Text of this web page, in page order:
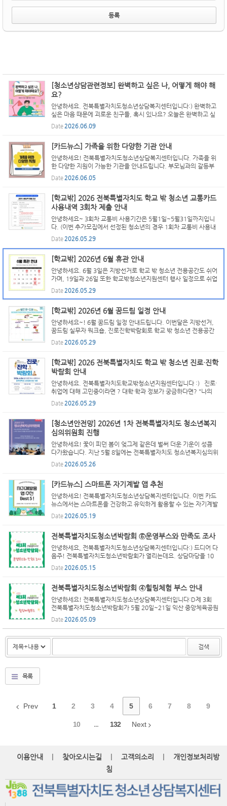
[청소년상담관련정보] 완벽하고 싶은 나, 어떻게 해야 해
요?
안녕하세요. 전북특별자치도청소년상담복지센터입니다:) 완벽하고
싶은 마음 때문에 괴로운 친구들, 혹시 있나요? 오늘은 완벽하고 싶
은 마음이 들 때 마음을 다스릴 수 있는 방법에 대해 안내해드려요.
Date2026.06.09
[카드뉴스] 가족을 위한 다양한 기관 안내
안녕하세요! 전북특별자치도청소년상담복지센터입니다. 가족을 위
한 다양한 지원이 가능한 기관을 안내드립니다. 부모님과의 갈등부
터 부모님께 말하기 어려운 크고 작은 고민들... 누구에게나 생길 수
있는 가족 문제를 안전하게 상담받을 수 있어요. 무엇보...
Date2026.06.05
[학교밖] 2026 전북특별자치도 학교 밖 청소년 교통카드
사용내역 3회차 제출 안내
안녕하세요~ 3회차 교통비 사용기간은 5월1일~5월31일까지입니
다. (이번 추가모집에서 선정된 청소년의 경우 1회차 교통비 사용내
역이 됩니다. 아래 홍보물 기간 확인하셔서 기한내 제출 부탁드립니
다.) 또한 위 사용기간에 대한 교통비 사용내역은 6월 10일 ...
Date2026.05.29
[학교밖] 2026년 6월 휴관 안내
안녕하세요. 6월 3일은 지방선거로 학교 밖 청소년 전용공간도 쉬어
가며, 19일과 26일 또한 학교밖청소년지원센터 행사 일정으로 쉬업
갑니다. 또한 현충일은 기존 휴관일인 토요일과 같아, 기존대로 쉬어
갑니다. 아래 휴관 일정 확인하시어 센터이용에 어려움 ...
Date2026.05.29
[학교밖] 2026년 6월 꿈드림 일정 안내
안녕하세요~! 6월 꿈드림 일정 안내드립니다. 이번달은 지방선거,
꿈드림 실무자 워크숍, 진로진학박람회로 학교 밖 청소년 전용공간
이 휴관하는 일정이 있사오니 센터 이용 시 어려움 없도록 확인 부탁
드립니다! 특히 26일에 진행되는 학교 밖 청소년 진로진...
Date2026.05.29
[학교밖] 2026 전북특별자치도 학교 밖 청소년 진로·진학
박람회 안내
안녕하세요. 전북특별자치도학교밖청소년지원센터입니다 :) 진로·
취업에 대해 고민중이라면 ? 대학·학과 정보가 궁금하다면? "나의
속도로 나의 진로를 찾다" 학교 밖 청소년을 위한 「2026 진로·진학
박람회」가 운영됩니다! 진로와 진학에 대한 궁금증을 해...
Date2026.05.29
[청소년안전망] 2026년 1차 전북특별자치도 청소년복지
심의위원회 진행
안녕하세요! 꽃이 피던 봄이 엊그제 같은데 벌써 더운 기운이 성큼
다가왔습니다. 지난 5월 8일에는 전북특별자치도 청소년복지심의위
원들이 모여 청소년안전망 활성화를 위해 열띤 회의를 펼쳤는데요.
각 기관에서 어떻게 위기 청소년을 도울 수 있을지 함께 ...
Date2026.05.26
[카드뉴스] 스마트폰 자기계발 앱 추천
안녕하세요! 전북특별자치도청소년상담복지센터입니다. 이번 카드
뉴스에서는 스마트폰을 건강하고 유익하게 활용할 수 있는 자기계발
앱을 소개해드리겠습니다! 스마트폰은 단순한 놀이 도구를 넘어, 공
부와 습관 형성, 마음 건강까지 도움을 줄 수 있는 유용...
Date2026.05.19
전북특별자치도청소년박람회 ⑤운영부스와 만족도 조사
안녕하세요, 전북특별자치도청소년상담복지센터입니다:) 드디어 다
음주! 전북특별자치도청소년박람회가 열리는데요. 상담마당을 10
0% 즐기는 법, 만족도 조사하고 선물 받는 방법에 대해 안내해드릴
게요. 모두 다음주에 만나요!
Date2026.05.15
전북특별자치도청소년박람회 ④힐링체험 부스 안내
안녕하세요! 전북특별자치도청소년상담복지센터입니다:D제 3회
전북특별자치도청소년박람회가 5월 20일~21일 익산 중앙체육공원
에서 열립니다.올해 박람회 상담마당도 상담체험, 스트레스, 심리검
사, 명상 등 상담에 대해 체험해볼 수 있는 다양한 부스가 준비...
Date2026.05.09
검색
목록
Prev 1 2 3 4 5 6 7 8 9
10 ... 132 Next
이용안내 | 찾아오시는길 | 고객의소리 |
개인정보처리방
침